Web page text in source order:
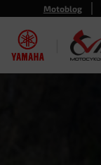
Motoblog